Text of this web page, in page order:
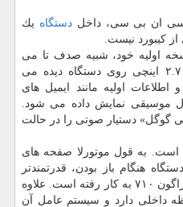
سی ان بی سی، داخلدستگاه یك
كیبورد نیست.
اولیه خود، شبیه صدف تا می
شود. در حالت بسته نمایشگری ۲.۷ اینچی روی دستگاه دیده می
اولیه مانند ایمیل های
موسیقی نمایش داده می شود.
گوگل» دستیار صوتی را در حالت
تاشو داخلی آن ۶.۲ اینچ است. به قول موتورلا صفحه های
هنگام باز بودن، قدرتمندتر
شود. داخل آن یك تراشه اسنپ دراگون ۷۱۰ به كار رفته است. علاوه
حافظه داخلی دارد و سیستم عامل آن